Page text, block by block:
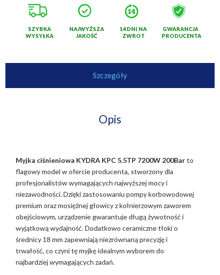
SZYBKA
WYSYŁKA
NAJWYŻSZA
JAKOŚĆ
14 DNI NA
ZWROT
GWARANCJA
PRODUCENTA
Szczegóły
Opis
Myjka ciśnieniowa KYDRA KPC 5.5TP 7200W 200Barto
flagowy model w ofercie producenta, stworzony dla
profesjonalistów wymagających najwyższej mocy i
niezawodności. Dzięki zastosowaniu pompy korbowodowej
premium oraz mosiężnej głowicy z kołnierzowym zaworem
obejściowym, urządzenie gwarantuje długą żywotność i
wyjątkową wydajność. Dodatkowo ceramiczne tłoki o
średnicy 18 mm zapewniają niezrównaną precyzję i
trwałość, co czyni tę myjkę idealnym wyborem do
najbardziej wymagających zadań.